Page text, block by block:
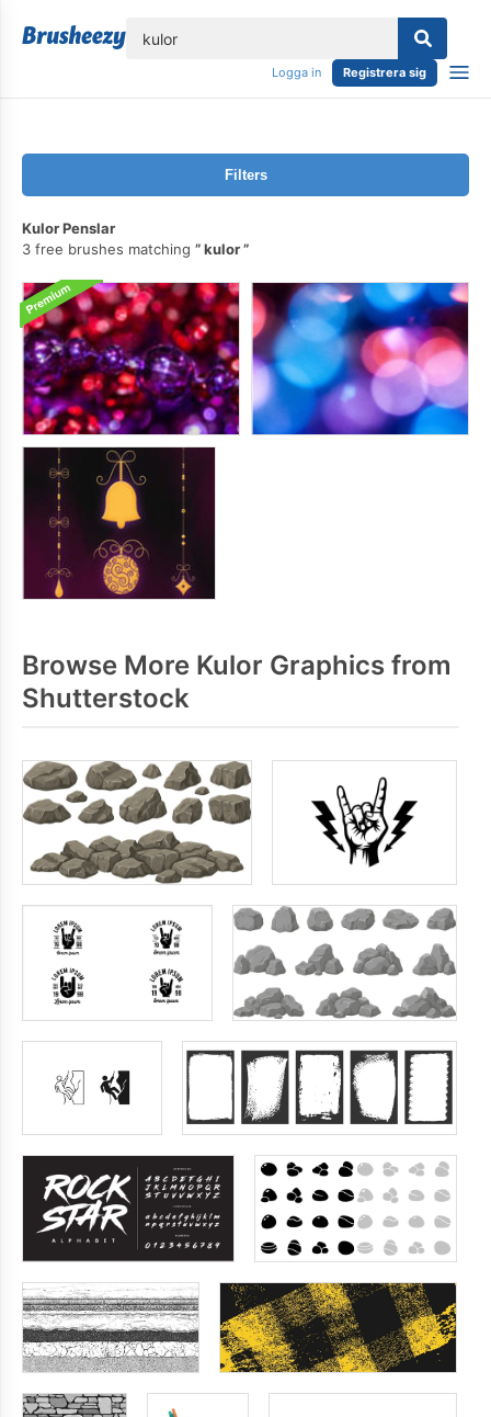
Logga in Registrera sig
Filters
Kulor Penslar
3 free brushes matching
kulor
Browse More Kulor Graphics from
Shutterstock